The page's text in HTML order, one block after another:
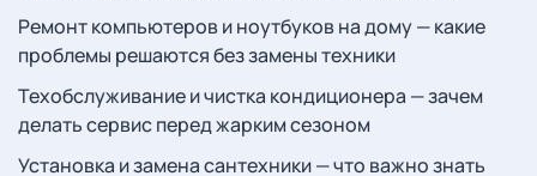
Ремонт компьютеров и ноутбуков на дому — какие
проблемы решаются без замены техники
Техобслуживание и чистка кондиционера — зачем
делать сервис перед жарким сезоном
Установка и замена сантехники — что важно знать